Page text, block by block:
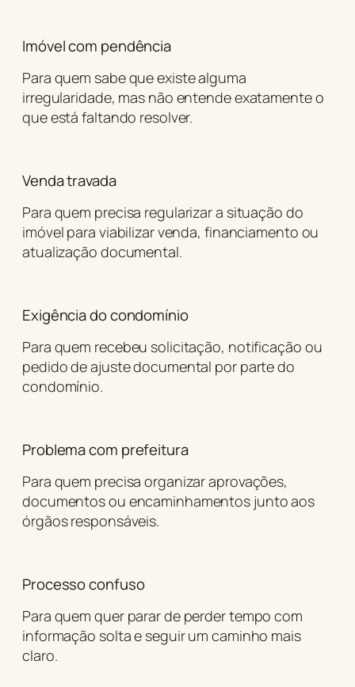
Imóvel com pendência
Para quem sabe que existe alguma
irregularidade, mas não entende exatamente o
que está faltando resolver.
Venda travada
Para quem precisa regularizar a situação do
imóvel para viabilizar venda, financiamento ou
atualização documental.
Exigência do condomínio
Para quem recebeu solicitação, notificação ou
pedido de ajuste documental por parte do
condomínio.
Problema com prefeitura
Para quem precisa organizar aprovações,
documentos ou encaminhamentos junto aos
órgãos responsáveis.
Processo confuso
Para quem quer parar de perder tempo com
informação solta e seguir um caminho mais
claro.